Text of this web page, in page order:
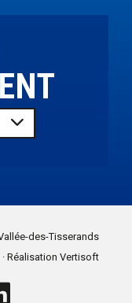
des-Tisserands
Réalisation Vertisoft